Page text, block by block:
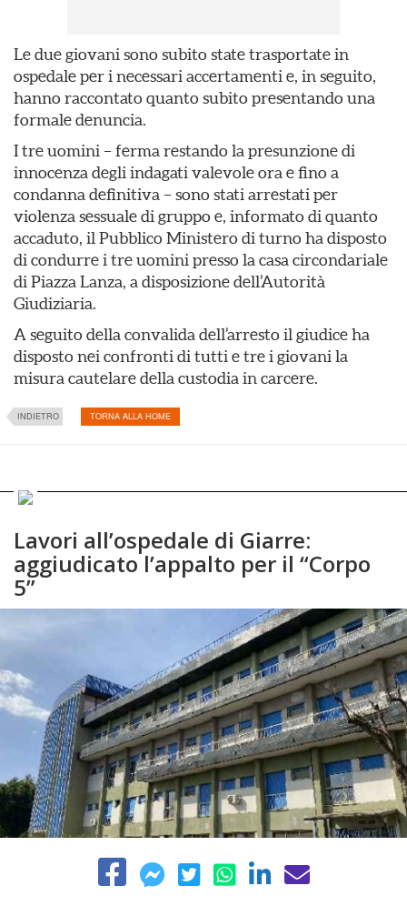
Le due giovani sono subito state trasportate in
ospedale per i necessari accertamenti e, in seguito,
hanno raccontato quanto subito presentando una
formale denuncia.
I tre uomini – ferma restando la presunzione di
innocenza degli indagati valevole ora e fino a
condanna definitiva – sono stati arrestati per
violenza sessuale di gruppo e, informato di quanto
accaduto, il Pubblico Ministero di turno ha disposto
di condurre i tre uomini presso la casa circondariale
di Piazza Lanza, a disposizione dell’Autorità
Giudiziaria.
A seguito della convalida dell’arresto il giudice ha
disposto nei confronti di tutti e tre i giovani la
misura cautelare della custodia in carcere.
INDIETRO TORNA ALLA HOME
Lavori all’ospedale di Giarre:
aggiudicato l’appalto per il “Corpo
5”